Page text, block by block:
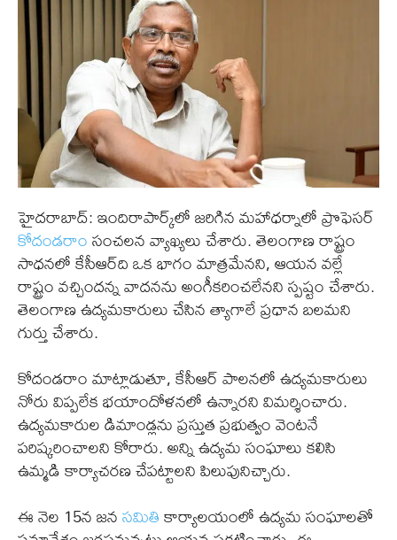
హైదరాబాద్: ఇందిరాపార్క్‌లో జరిగిన మహాధర్నాలో ప్రొఫెసర్
కోదండరాంసంచలన వ్యాఖ్యలు చేశారు. తెలంగాణ రాష్ట్రం
సాధనలో కేసీఆర్‌ది ఒక భాగం మాత్రమేనని, ఆయన వల్లే
రాష్ట్రం వచ్చిందన్న వాదనను అంగీకరించలేనని స్పష్టం చేశారు.
తెలంగాణ ఉద్యమకారులు చేసిన త్యాగాలే ప్రధాన బలమని
గుర్తు చేశారు.
కోదండరాం మాట్లాడుతూ, కేసీఆర్ పాలనలో ఉద్యమకారులు
నోరు విప్పలేక భయాందోళనలో ఉన్నారని విమర్శించారు.
ఉద్యమకారుల డిమాండ్లను ప్రస్తుత ప్రభుత్వం వెంటనే
పరిష్కరించాలని కోరారు. అన్ని ఉద్యమ సంఘాలు కలిసి
ఉమ్మడి కార్యాచరణ చేపట్టాలని పిలుపునిచ్చారు.
ఈ నెల 15న జనసమితికార్యాలయంలో ఉద్యమ సంఘాలతో